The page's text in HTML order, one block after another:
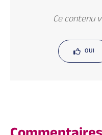
Ce contenu
OUI